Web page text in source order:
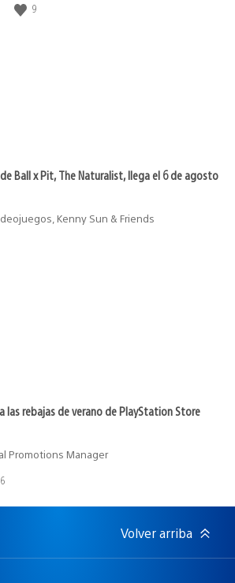
9
Ball x Pit, The Naturalist, llega el 6 de agosto
Kenny Sun & Friends
las rebajas de verano de PlayStation Store
Promotions Manager
Volver arriba